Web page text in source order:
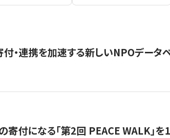
付・連携を加速する新しいNPOデー
寄付になる「第2回 PEACE WALK」